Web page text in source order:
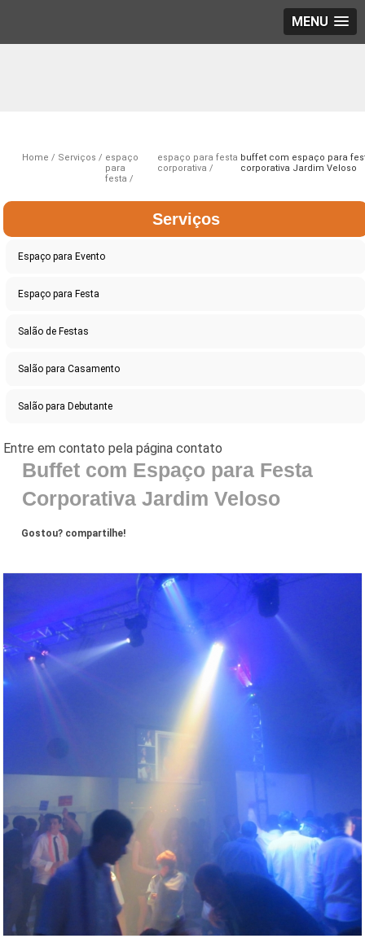
MENU
Home Serviços
espaço
para
festa
espaço para festa
corporativa
buffet com espaço para
corporativa Jardim Veloso
Serviços
Espaço para Evento
Espaço para Festa
Salão de Festas
Salão para Casamento
Salão para Debutante
Buffet com Espaço para Festa
Corporativa Jardim Veloso
Gostou? compartilhe!